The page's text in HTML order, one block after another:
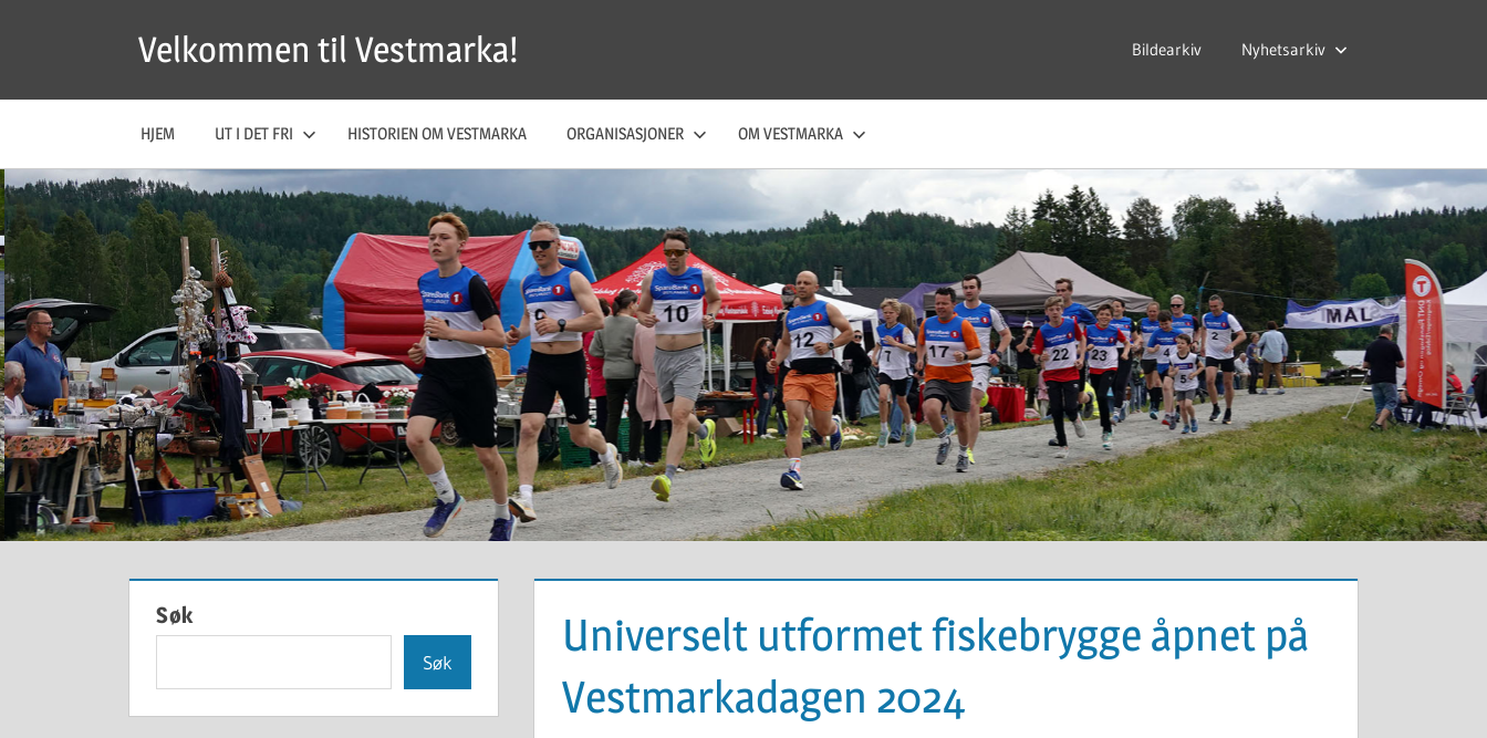
Velkommen til Vestmarka! Bildearkiv Nyhetsarkiv
HJEM UT I DET FRI HISTORIEN OM VESTMARKA ORGANISASJONER OM VESTMARKA
Universelt utformet fiskebrygge åpnet på
Vestmarkadagen 2024
Søk
Søk